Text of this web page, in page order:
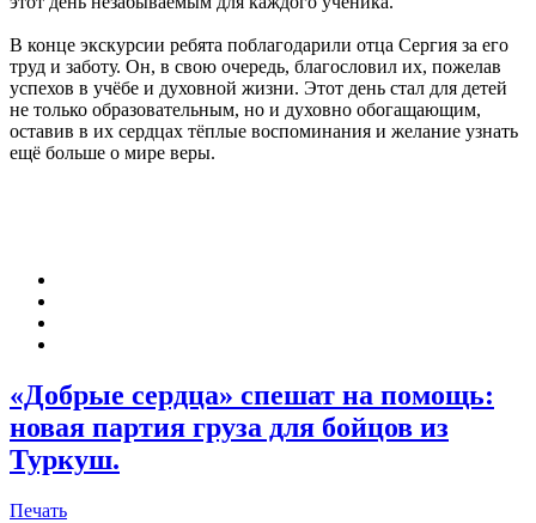
В конце экскурсии ребята поблагодарили отца Сергия за его
труд и заботу. Он, в свою очередь, благословил их, пожелав
успехов в учёбе и духовной жизни. Этот день стал для детей
не только образовательным, но и духовно обогащающим,
оставив в их сердцах тёплые воспоминания и желание узнать
ещё больше о мире веры.
«Добрые сердца» спешат на помощь:
новая партия груза для бойцов из
Туркуш.
Печать